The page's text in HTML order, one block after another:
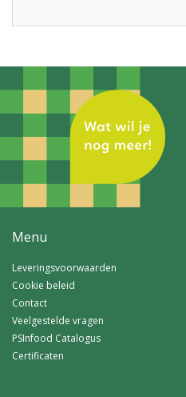
Menu
Leveringsvoorwaarden
Cookie beleid
Contact
Veelgestelde vragen
PSInfood Catalogus
Certificaten